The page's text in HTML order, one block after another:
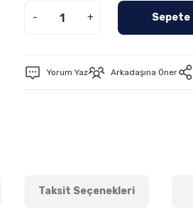
- + Sepete
Yorum Yaz Arkadaşına Öner
Taksit Seçenekleri